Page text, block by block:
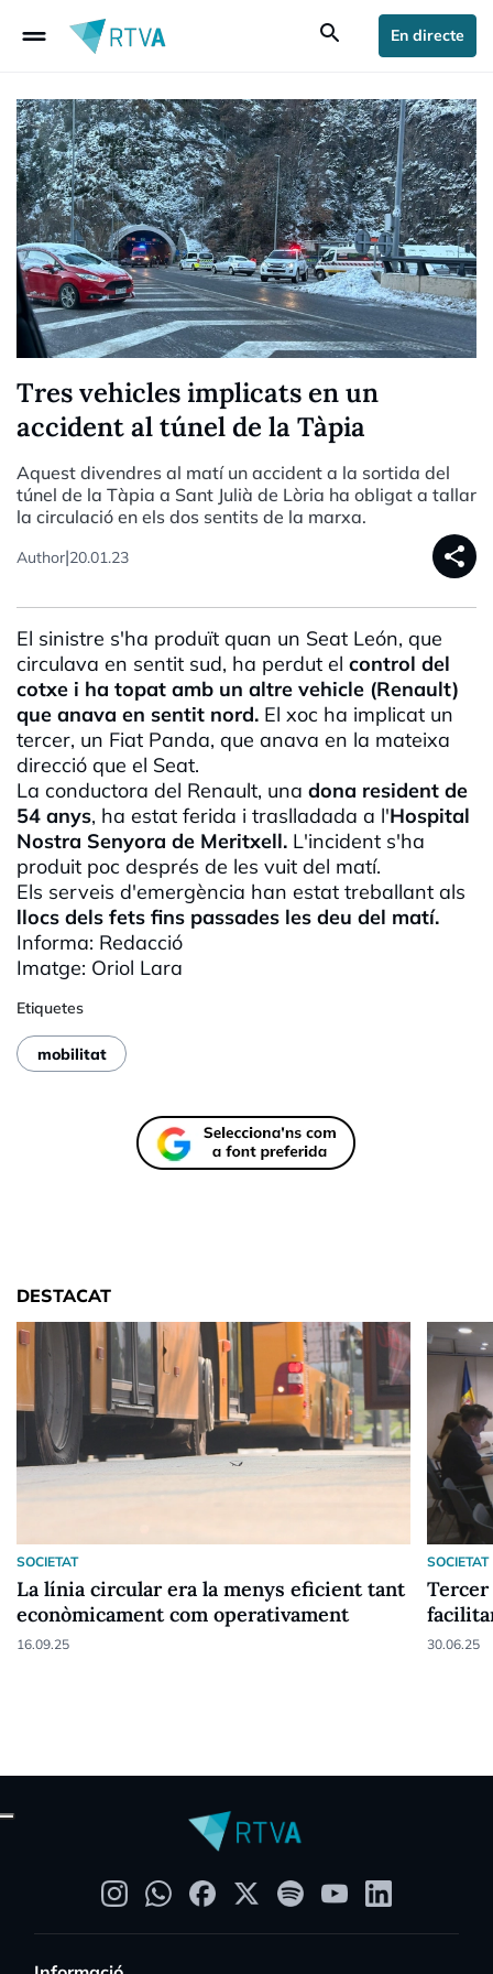
drag_handle search En directe
Tres vehicles implicats en un
accident al túnel de la Tàpia
Aquest divendres al matí un accident a la sortida del
túnel de la Tàpia a Sant Julià de Lòria ha obligat a tallar
la circulació en els dos sentits de la marxa.
Author|20.01.23 share
El sinistre s'ha produït quan un Seat León, que
circulava en sentit sud, ha perdut el control del
cotxe i ha topat amb un altre vehicle (Renault)
que anava en sentit nord. El xoc ha implicat un
tercer, un Fiat Panda, que anava en la mateixa
direcció que el Seat.
La conductora del Renault, una dona resident de
54 anys, ha estat ferida i traslladada a l'Hospital
Nostra Senyora de Meritxell. L'incident s'ha
produit poc després de les vuit del matí.
Els serveis d'emergència han estat treballant als
llocs dels fets fins passades les deu del matí.
Informa: Redacció
Imatge: Oriol Lara
Etiquetes
mobilitat
DESTACAT
SOCIETAT
La línia circular era la menys eficient tant
econòmicament com operativament
16.09.25
SOCIETAT
30.06.25